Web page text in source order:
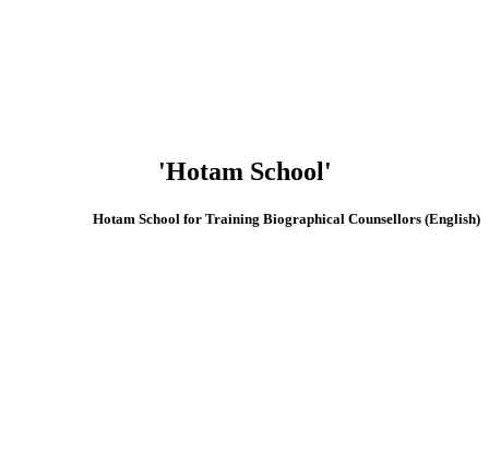
'Hotam School'
(English) Hotam School for Training Biographical Counsellors